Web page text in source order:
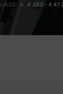
4 262 - 4